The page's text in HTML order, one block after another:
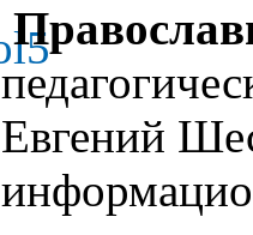
Евгений